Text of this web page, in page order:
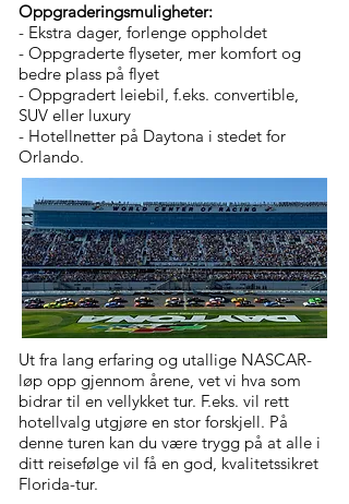
Oppgraderingsmuligheter:
- Ekstra dager, forlenge oppholdet
- Oppgraderte flyseter, mer komfort og
bedre plass på flyet
- Oppgradert leiebil, f.eks. convertible,
SUV eller luxury
- Hotellnetter på Daytona i stedet for
Orlando.
Ut fra lang erfaring og utallige NASCAR-
løp opp gjennom årene, vet vi hva som
bidrar til en vellykket tur. F.eks. vil rett
hotellvalg utgjøre en stor forskjell. På
denne turen kan du være trygg på at alle i
ditt reisefølge vil få en god, kvalitetssikret
Florida-tur.